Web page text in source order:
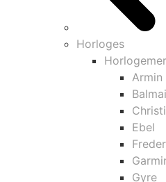
Horloges
Armin
Ebel
Gyre